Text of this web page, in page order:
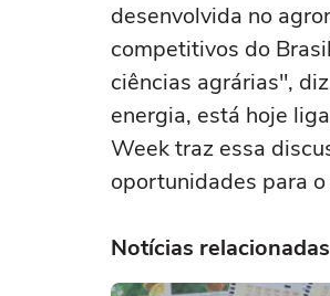
desenvolvida no
competitivos do
ciências agrárias",
energia, está hoje
Week traz essa
oportunidades para
Notícias relacionadas